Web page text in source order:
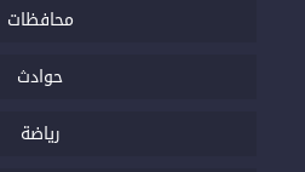
محافظات
حوادث
رياضة